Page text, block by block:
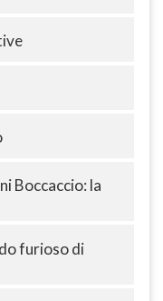
Boccaccio: la
furioso di